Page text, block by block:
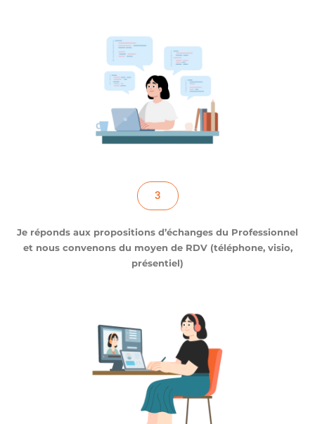
3
Je réponds aux propositions d’échanges du Professionnel
et nous convenons du moyen de RDV (téléphone, visio,
présentiel)